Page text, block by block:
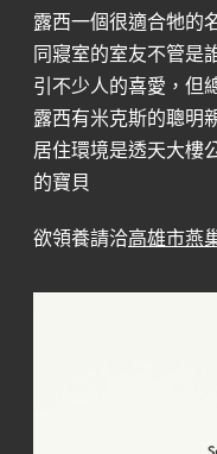
露西一個很適合牠的
同寢室的室友不管是
引不少人的喜愛，但
露西有米克斯的聰明
居住環境是透天大樓
的寶貝
欲領養請洽高雄市燕